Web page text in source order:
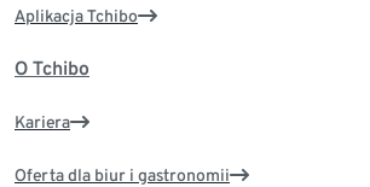
Aplikacja Tchibo
O Tchibo
Kariera
Oferta dla biur i gastronomii